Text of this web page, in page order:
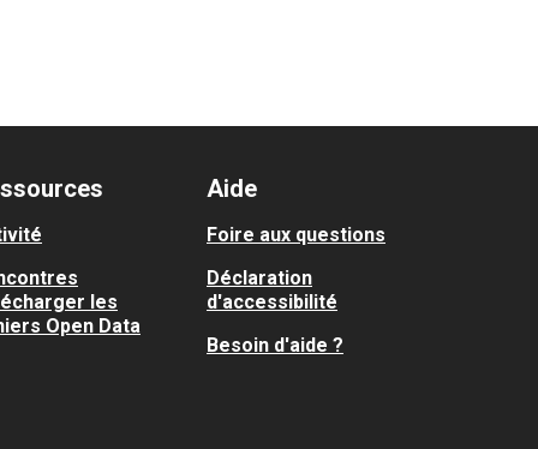
les
Open Data
Aide
Foire aux questions
Déclaration
d'accessibilité
Besoin d'aide ?